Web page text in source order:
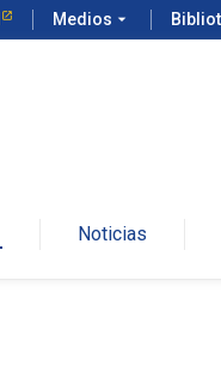
Medios arrow_drop_down
Noticias